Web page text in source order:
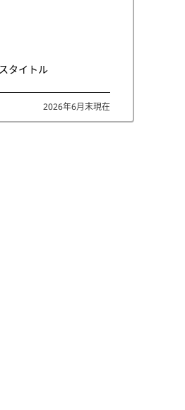
タイトル
2026年6月末現在